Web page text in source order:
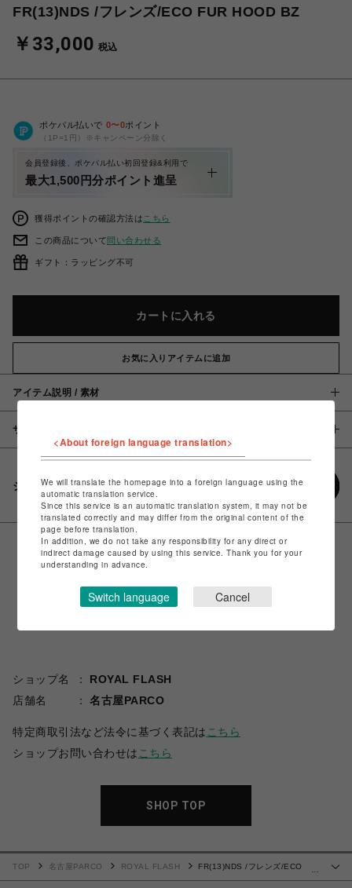
FR(13)NDS /フレンズ/ECO FUR HOOD BZ
￥33,000 税込
ポケパル払いで 0〜0ポイント
（1P=1円）※キャンペーン分除く
会員登録後、ポケパル払い初回登録&利用で
最大1,500円分ポイント進呈
獲得ポイントの確認方法は こちら
この商品について問い合わせる
ギフト：ラッピング不可
カートに入れる
お気に入りアイテムに追加
アイテム説明 / 素材
サイズ
シェアする
ショップ名
ROYAL FLASH
店舗名
名古屋PARCO
特定商取引法など法令に基づく表記は こちら
ショップお問い合わせは こちら
SHOP TOP
…
TOP 名古屋PARCO ROYAL FLASH
FR(13)NDS /フレンズ/ECO
<About foreign language translation>
We will translate the homepage into a foreign language using the
automatic translation service.
Since this service is an automatic translation system, it may not be
translated correctly and may differ from the original content of the
page before translation.
In addition, we do not take any responsibility for any direct or
indirect damage caused by using this service. Thank you for your
understanding in advance.
Switch language Cancel